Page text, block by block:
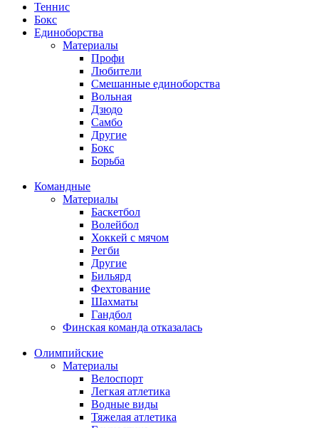
Теннис
Бокс
Единоборства
Материалы
Профи
Любители
Смешанные единоборства
Вольная
Дзюдо
Самбо
Другие
Бокс
Борьба
Командные
Материалы
Баскетбол
Волейбол
Хоккей с мячом
Регби
Другие
Бильярд
Фехтование
Шахматы
Гандбол
Финская команда отказалась
Олимпийские
Материалы
Велоспорт
Легкая атлетика
Водные виды
Тяжелая атлетика